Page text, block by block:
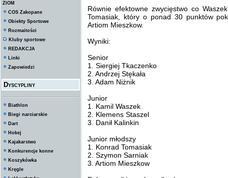
ZIOM
COS Zakopane
Obiekty Sportowe
Rozmaitości
Kluby sportowe
REDAKCJA
Linki
Zapowiedzi
Dyscypliny
Biathlon
Biegi narciarskie
Dart
Hokej
Kajakarstwo
Konkurencje konne
Koszykówka
Kręgle
Równie efektowne zwycięstwo co
Tomasiak, który o ponad 30 punktów
Artiom Mieszkow.
Wyniki:
Senior
1. Siergiej Tkaczenko
2. Andrzej Stękała
3. Adam Niżnik
Junior
1. Kamil Waszek
2. Klemens Staszel
3. Danił Kalinkin
Junior młodszy
1. Konrad Tomasiak
2. Szymon Sarniak
3. Artiom Mieszkow